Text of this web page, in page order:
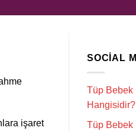
işaret
SOCIAL
Tüp Bebek
Hangisidir?
Tüp Bebek